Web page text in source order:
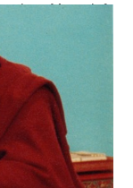
Mots clefs